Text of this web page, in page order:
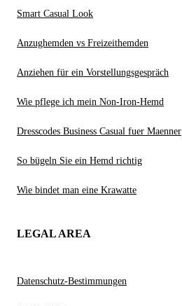
Smart Casual Look
Anzughemden vs Freizeithemden
Anziehen für ein Vorstellungsgespräch
Wie pflege ich mein Non-Iron-Hemd
Dresscodes Business Casual fuer Maenner
So bügeln Sie ein Hemd richtig
Wie bindet man eine Krawatte
LEGAL AREA
Datenschutz-Bestimmungen